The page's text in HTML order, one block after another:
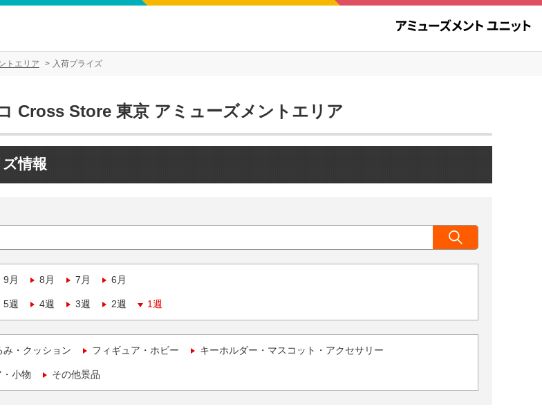
トエリア 入荷プライズ
Cross Store 東京 アミューズメントエリア
情報
9月 8月 7月 6月
5週 4週 3週 2週 1週
み・クッション フィギュア・ホビー キーホルダー・マスコット・アクセサリー
小物 その他景品